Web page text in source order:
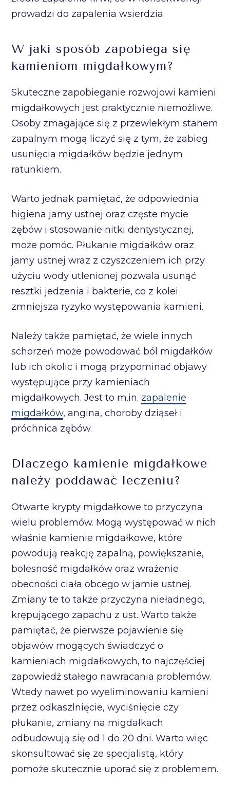
prowadzi do zapalenia wsierdzia.
W jaki sposób zapobiega się
kamieniom migdałkowym?
Skuteczne zapobieganie rozwojowi kamieni
migdałkowych jest praktycznie niemożliwe.
Osoby zmagające się z przewlekłym stanem
zapalnym mogą liczyć się z tym, że zabieg
usunięcia migdałków będzie jednym
ratunkiem.
Warto jednak pamiętać, że odpowiednia
higiena jamy ustnej oraz częste mycie
zębów i stosowanie nitki dentystycznej,
może pomóc. Płukanie migdałków oraz
jamy ustnej wraz z czyszczeniem ich przy
użyciu wody utlenionej pozwala usunąć
resztki jedzenia i bakterie, co z kolei
zmniejsza ryzyko występowania kamieni.
Należy także pamiętać, że wiele innych
schorzeń może powodować ból migdałków
lub ich okolic i mogą przypominać objawy
występujące przy kamieniach
migdałkowych. Jest to m.in. zapalenie
migdałków, angina, choroby dziąseł i
próchnica zębów.
Dlaczego kamienie migdałkowe
należy poddawać leczeniu?
Otwarte krypty migdałkowe to przyczyna
wielu problemów. Mogą występować w nich
właśnie kamienie migdałkowe, które
powodują reakcję zapalną, powiększanie,
bolesność migdałków oraz wrażenie
obecności ciała obcego w jamie ustnej.
Zmiany te to także przyczyna nieładnego,
krępującego zapachu z ust. Warto także
pamiętać, że pierwsze pojawienie się
objawów mogących świadczyć o
kamieniach migdałkowych, to najczęściej
zapowiedź stałego nawracania problemów.
Wtedy nawet po wyeliminowaniu kamieni
przez odkaszlnięcie, wyciśnięcie czy
płukanie, zmiany na migdałkach
odbudowują się od 1 do 20 dni. Warto więc
skonsultować się ze specjalistą, który
pomoże skutecznie uporać się z problemem.